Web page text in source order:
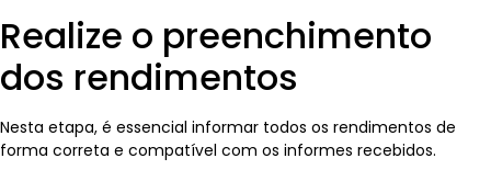
Realize o preenchimento
dos rendimentos
Nesta etapa, é essencial informar todos os rendimentos de
forma correta e compatível com os informes recebidos.